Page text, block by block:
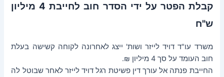
קבלת הפטר על ידי הסדר חוב לחייבת 4 מיליון
ש"ח
משרד עו"ד דויד לייזר ושות' ייצג לאחרונה לקוחה קשישה בעלת
חוב העומד על סך 4 מיליון ₪.
החייבת פנתה אל עורך דין פשיטת רגל דויד לייזר לאחר שבוטל לה